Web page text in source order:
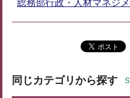
総務部行政・人材マネジ
同じカテゴリから探す